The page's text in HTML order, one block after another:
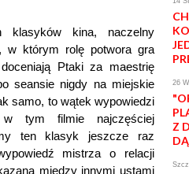
klasyków kina, naczelny
w którym rolę potwora gra
Ptaki za maestrię
seansie nigdy na miejskie
samo, to wątek wypowiedzi
tym filmie najczęściej
ten klasyk jeszcze raz
mistrza o relacji
między innymi ustami
26
Z